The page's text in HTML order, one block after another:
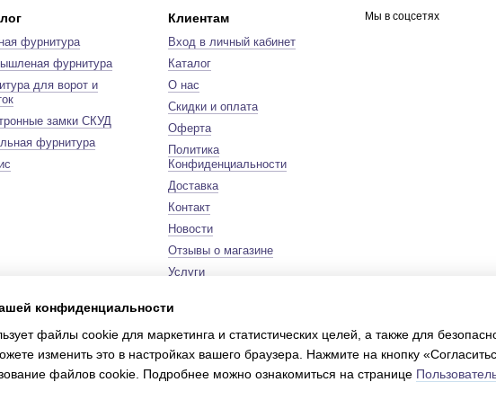
фурнитура
фурнитура
для ворот и
замки СКУД
фурнитура
Клиентам
Вход в личный кабинет
Каталог
О нас
Скидки и оплата
Оферта
Политика
Конфиденциальности
Доставка
Контакт
Новости
Отзывы о магазине
Услуги
Карта сайта
Сертификаты
Мы в соцсетях
Online store built with
конфиденциальности
файлы cookie для маркетинга и статистических целей, а также для
изменить это в настройках вашего браузера. Нажмите на кнопку
файлов cookie. Подробнее можно ознакомиться на странице